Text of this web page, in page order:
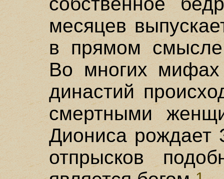
месяцев
в прямом
Во многих мифах
династий
смертными
Диониса рождает
отпрысков